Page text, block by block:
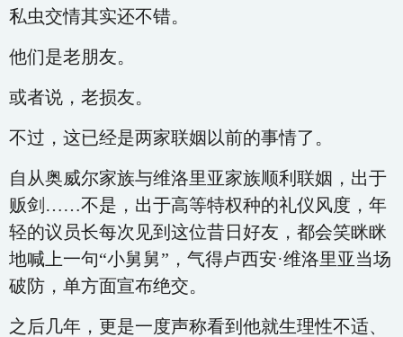
私虫交情其实还不错。
他们是老朋友。
或者说，老损友。
不过，这已经是两家联姻以前的事情了。
自从奥威尔家族与维洛里亚家族顺利联姻，出于
贩剑……不是，出于高等特权种的礼仪风度，年
轻的议员长每次见到这位昔日好友，都会笑眯眯
地喊上一句“小舅舅”，气得卢西安·维洛里亚当场
破防，单方面宣布绝交。
之后几年，更是一度声称看到他就生理性不适、